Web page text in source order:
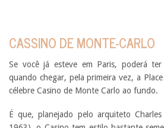
CASSINO DE MONTE-CARLO
Se você já esteve em Paris, poderá
quando chegar, pela primeira vez, a
célebre Casino de Monte Carlo ao fundo.
É que, planejado pelo arquiteto